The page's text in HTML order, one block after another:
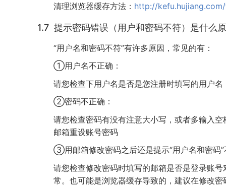
清理浏览器缓存方法： http://
1.7 提示密码错误（用户和密码不符）是什么
“用户名和密码不符”有许多原因，常见的有：
①用户名不正确：
请您检查下用户名是否是您注册时填写的用户
②密码不正确：
请您检查密码有没有注意大小写，或者多输入
邮箱重设账号密码
③用邮箱修改密码之后还是提示“用户名和密码”
请您检查修改密码时填写的邮箱是否是登录账
常。也可能是浏览器缓存导致的，建议在修改